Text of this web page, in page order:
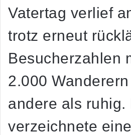
Vatertag verlief
trotz erneut
Besucherzahlen
2.000
andere als ruhig.
verzeichnete